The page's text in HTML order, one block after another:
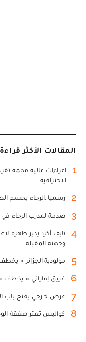
المقالات الأكثر قراءة
1
اغراءات مالية مهمة
الاحترافية
2 رسميا..الرجاء يحسم
3 صدمة لمدرب الرجاء في
4
نايف أكرد يدير ظهره
وجهته المقبلة
5 مولودية الجزائر «
6 فريق إماراتي « يخطف
7 عرض خارجي يفتح باب
8 كواليس تعثر صفقة